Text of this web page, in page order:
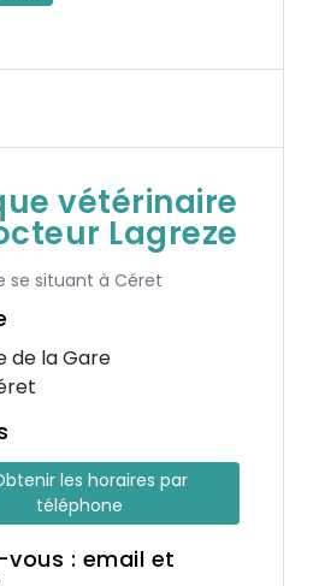
vétérinaire
Lagreze
se situant à Céret
de la Gare
les horaires par
téléphone
vous : email et